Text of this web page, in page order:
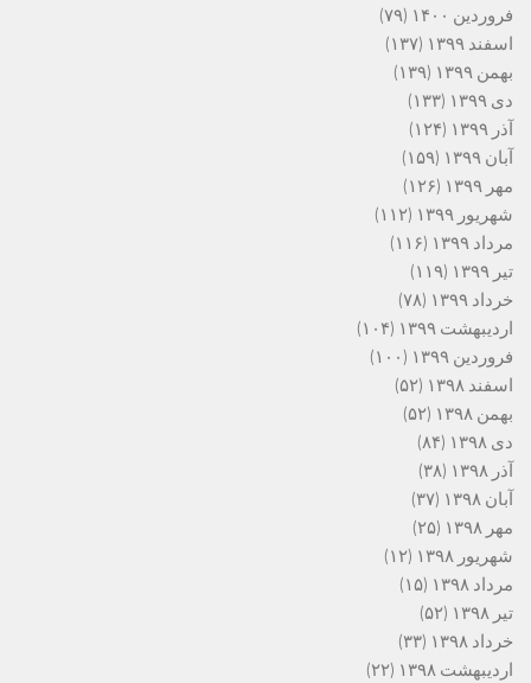
فروردین ۱۴۰۰
(۷۹)
اسفند ۱۳۹۹
(۱۳۷)
بهمن ۱۳۹۹
(۱۳۹)
دی ۱۳۹۹
(۱۳۳)
آذر ۱۳۹۹
(۱۲۴)
آبان ۱۳۹۹
(۱۵۹)
مهر ۱۳۹۹
(۱۲۶)
شهریور ۱۳۹۹
(۱۱۲)
مرداد ۱۳۹۹
(۱۱۶)
تیر ۱۳۹۹
(۱۱۹)
خرداد ۱۳۹۹
(۷۸)
اردیبهشت ۱۳۹۹
(۱۰۴)
فروردین ۱۳۹۹
(۱۰۰)
اسفند ۱۳۹۸
(۵۲)
بهمن ۱۳۹۸
(۵۲)
دی ۱۳۹۸
(۸۴)
آذر ۱۳۹۸
(۳۸)
آبان ۱۳۹۸
(۳۷)
مهر ۱۳۹۸
(۲۵)
شهریور ۱۳۹۸
(۱۲)
مرداد ۱۳۹۸
(۱۵)
تیر ۱۳۹۸
(۵۲)
خرداد ۱۳۹۸
(۳۳)
اردیبهشت ۱۳۹۸
(۲۲)